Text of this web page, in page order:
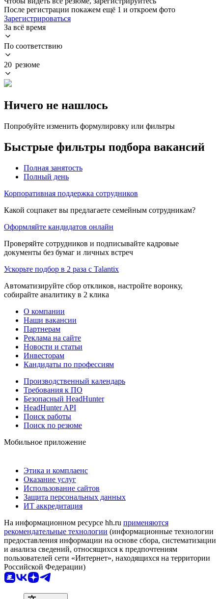
После регистрации покажем ещё 1 и откроем фото
Зарегистрироваться
За всё время
По соответствию
20 резюме
Ничего не нашлось
Попробуйте изменить формулировку или фильтры
Быстрые фильтры подбора вакансий
Полная занятость
Полный день
Корпоративная поддержка сотрудников
Какой соцпакет вы предлагаете семейным сотрудникам?
Оформляйте кандидатов онлайн
Проверяйте сотрудников и подписывайте кадровые
документы без бумаг и личных встреч
Ускорьте подбор в 2 раза с Talantix
Автоматизируйте сбор откликов, настройте воронку,
собирайте аналитику в 2 клика
О компании
Наши вакансии
Партнерам
Реклама на сайте
Новости и статьи
Инвесторам
Кандидаты по профессиям
Производственный календарь
Требования к ПО
Безопасный HeadHunter
HeadHunter API
Поиск работы
Поиск по резюме
Мобильное приложение
Этика и комплаенс
Оказание услуг
Использование сайтов
Защита персональных данных
ИТ аккредитация
На информационном ресурсе hh.ru применяются
рекомендательные технологии (информационные технологии
предоставления информации на основе сбора, систематизации
и анализа сведений, относящихся к предпочтениям
пользователей сети «Интернет», находящихся на территории
Российской Федерации)